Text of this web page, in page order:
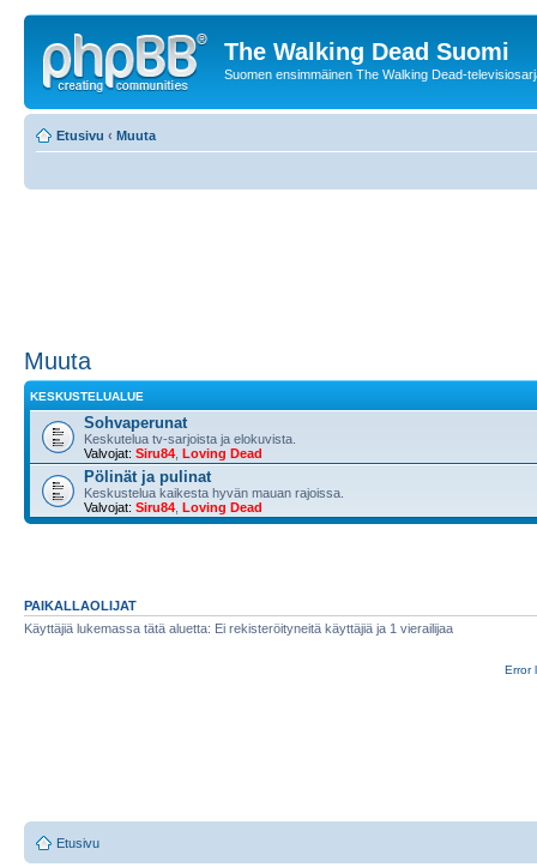
The Walking Dead Suomi
Suomen ensimmäinen The Walking Dead-
Etusivu ‹ Muuta
Muuta
KESKUSTELUALUE
Sohvaperunat
Keskutelua tv-sarjoista ja elokuvista.
Valvojat: Siru84 Loving Dead
Pölinät ja pulinat
Keskustelua kaikesta hyvän mauan rajoissa.
Valvojat: Siru84 Loving Dead
PAIKALLAOLIJAT
Käyttäjiä lukemassa tätä aluetta: Ei rekisteröityneitä käyttäjiä ja 1 vierailijaa
Error
Etusivu